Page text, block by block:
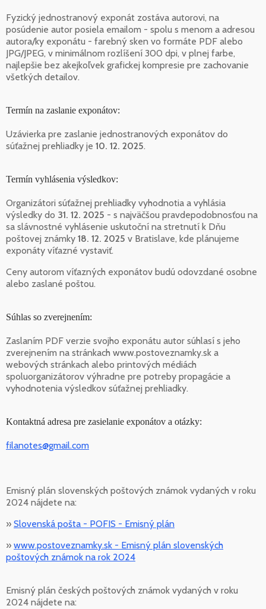
Fyzický jednostranový exponát zostáva autorovi, na
posúdenie autor posiela emailom - spolu s menom a adresou
autora/ky exponátu - farebný sken vo formáte PDF alebo
JPG/JPEG, v minimálnom rozlíšení 300 dpi, v plnej farbe,
najlepšie bez akejkoľvek grafickej kompresie pre zachovanie
všetkých detailov.
Termín na zaslanie exponátov:
Uzávierka pre zaslanie jednostranových exponátov do
súťažnej prehliadky je 10. 12. 2025.
Termín vyhlásenia výsledkov:
Organizátori súťažnej prehliadky vyhodnotia a vyhlásia
výsledky do 31. 12. 2025 - s najväčšou pravdepodobnosťou na
sa slávnostné vyhlásenie uskutoční na stretnutí k Dňu
poštovej známky 18. 12. 2025 v Bratislave, kde plánujeme
exponáty víťazné vystaviť.
Ceny autorom víťazných exponátov budú odovzdané osobne
alebo zaslané poštou.
Súhlas so zverejnením:
Zaslaním PDF verzie svojho exponátu autor súhlasí s jeho
zverejnením na stránkach www.postoveznamky.sk a
webových stránkach alebo printových médiách
spoluorganizátorov výhradne pre potreby propagácie a
vyhodnotenia výsledkov súťažnej prehliadky.
Kontaktná adresa pre zasielanie exponátov a otázky:
filanotes@gmail.com
Emisný plán slovenských poštových známok vydaných v roku
2024 nájdete na:
» Slovenská pošta - POFIS - Emisný plán
» www.postoveznamky.sk - Emisný plán slovenských
poštových známok na rok 2024
Emisný plán českých poštových známok vydaných v roku
2024 nájdete na: